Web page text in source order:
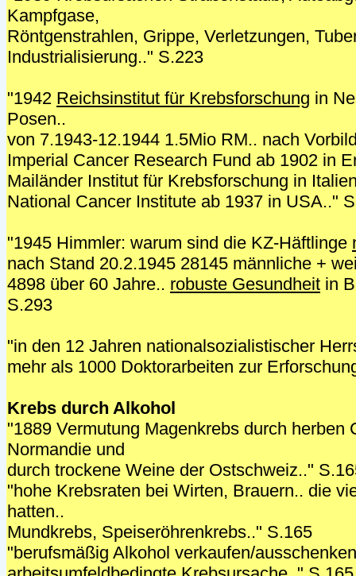
Kampfgase,
Röntgenstrahlen, Grippe, Verletzungen,
Industrialisierung.." S.223
"1942 Reichsinstitut für Krebsforschung in
Posen..
von 7.1943-12.1944 1.5Mio RM.. nach
Imperial Cancer Research Fund ab 1902 in
Mailänder Institut für Krebsforschung in
National Cancer Institute ab 1937 in USA.."
"1945 Himmler: warum sind die KZ-Häftlinge
nach Stand 20.2.1945 28145 männliche +
4898 über 60 Jahre.. robuste Gesundheit in
S.293
"in den 12 Jahren nationalsozialistischer
mehr als 1000 Doktorarbeiten zur
Krebs durch Alkohol
"1889 Vermutung Magenkrebs durch herben
Normandie und
durch trockene Weine der Ostschweiz.."
"hohe Krebsraten bei Wirten, Brauern.. die
hatten..
Mundkrebs, Speiseröhrenkrebs.." S.165
"berufsmäßig Alkohol verkaufen/